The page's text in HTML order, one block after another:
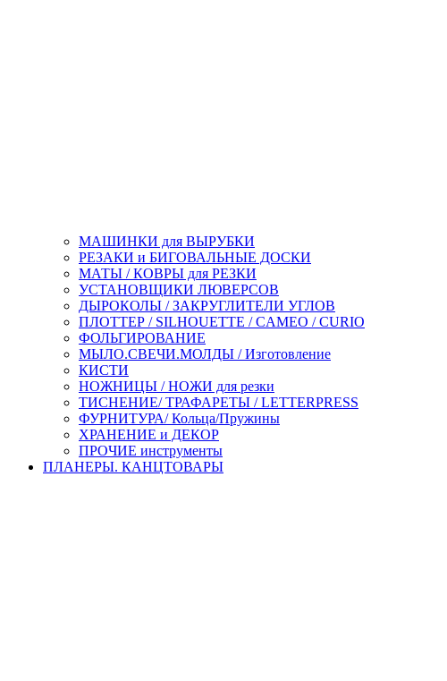
МАШИНКИ для ВЫРУБКИ
РЕЗАКИ и БИГОВАЛЬНЫЕ ДОСКИ
МАТЫ / КОВРЫ для РЕЗКИ
УСТАНОВЩИКИ ЛЮВЕРСОВ
ДЫРОКОЛЫ / ЗАКРУГЛИТЕЛИ УГЛОВ
ПЛОТТЕР / SILHOUETTE / CAMEO / CURIO
ФОЛЬГИРОВАНИЕ
МЫЛО.СВЕЧИ.МОЛДЫ / Изготовление
КИСТИ
НОЖНИЦЫ / НОЖИ для резки
ТИСНЕНИЕ/ ТРАФАРЕТЫ / LETTERPRESS
ФУРНИТУРА/ Кольца/Пружины
ХРАНЕНИЕ и ДЕКОР
ПРОЧИЕ инструменты
ПЛАНЕРЫ. КАНЦТОВАРЫ